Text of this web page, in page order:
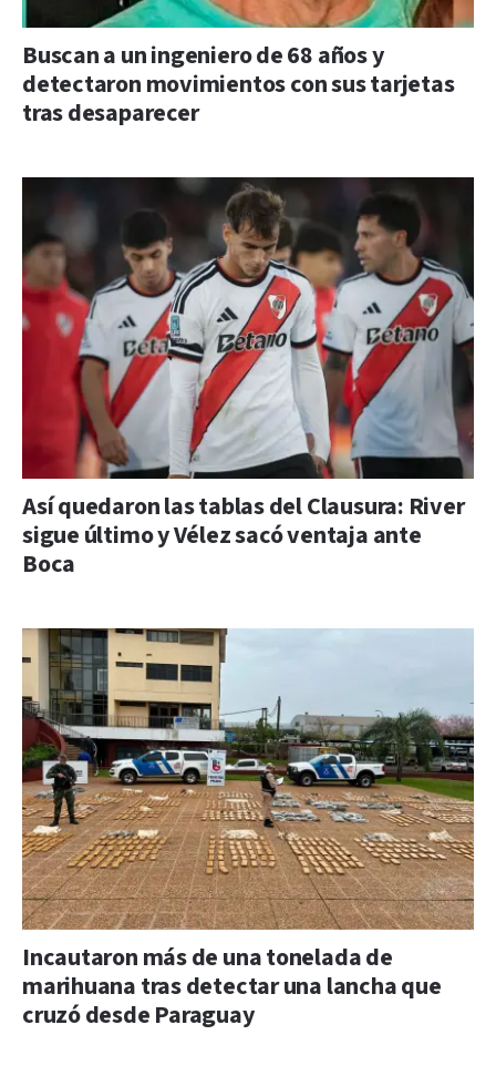
Buscan a un ingeniero de 68 años y
detectaron movimientos con sus tarjetas
tras desaparecer
Así quedaron las tablas del Clausura: River
sigue último y Vélez sacó ventaja ante
Boca
Incautaron más de una tonelada de
marihuana tras detectar una lancha que
cruzó desde Paraguay